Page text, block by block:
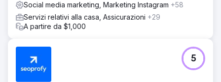
Social media marketing, Marketing Instagram +58
Servizi relativi alla casa, Assicurazioni +29
A partire da $1,000
5